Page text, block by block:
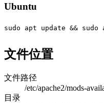
Ubuntu
sudo apt update &&
文件位置
文件路径
/etc/apache2/mods-
目录